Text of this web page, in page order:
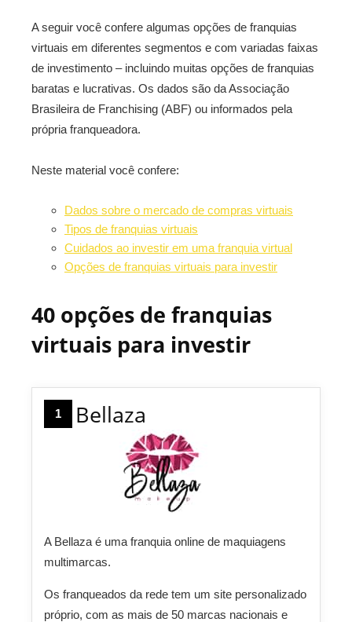
A seguir você confere algumas opções de franquias
virtuais em diferentes segmentos e com variadas faixas
de investimento – incluindo muitas opções de franquias
baratas e lucrativas. Os dados são da Associação
Brasileira de Franchising (ABF) ou informados pela
própria franqueadora.
Neste material você confere:
Dados sobre o mercado de compras virtuais
Tipos de franquias virtuais
Cuidados ao investir em uma franquia virtual
Opções de franquias virtuais para investir
40 opções de franquias
virtuais para investir
1 Bellaza
A Bellaza é uma franquia online de maquiagens
multimarcas.
Os franqueados da rede tem um site personalizado
próprio, com as mais de 50 marcas nacionais e